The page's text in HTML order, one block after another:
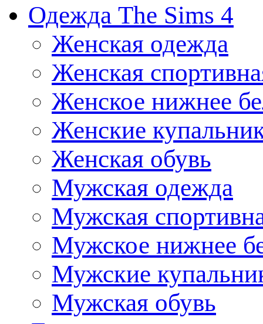
Одежда The Sims 4
Женская одежда
Женская
Женское нижнее
Женские
Женская обувь
Мужская одежда
Мужская
Мужское нижнее
Мужские
Мужская обувь